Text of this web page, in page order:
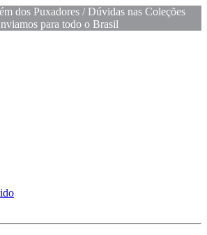
dos Puxadores / Dúvidas nas Coleções
para todo o Brasil